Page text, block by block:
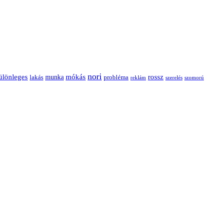
lakás munka mókás nori probléma reklám rossz szerelés szomorú